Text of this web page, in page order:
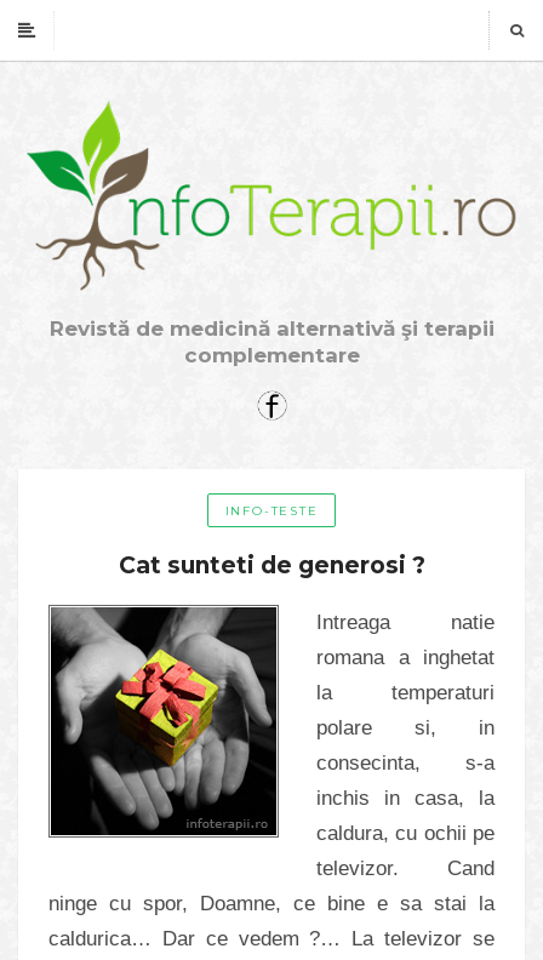
Revistă de medicină alternativă şi terapii
complementare
INFO-TESTE
Cat sunteti de generosi ?
Intreaga natie
romana a inghetat
la temperaturi
polare si, in
consecinta, s-a
inchis in casa, la
caldura, cu ochii pe
televizor. Cand
ninge cu spor, Doamne, ce bine e sa stai la
caldurica… Dar ce vedem ?… La televizor se